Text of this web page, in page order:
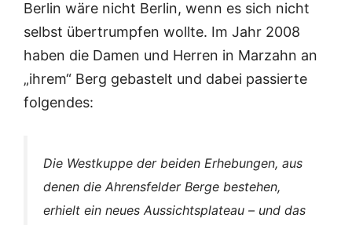
Berlin wäre nicht Berlin, wenn es sich nicht
selbst übertrumpfen wollte. Im Jahr 2008
haben die Damen und Herren in Marzahn an
„ihrem“ Berg gebastelt und dabei passierte
folgendes:
Die Westkuppe der beiden Erhebungen, aus
denen die Ahrensfelder Berge bestehen,
erhielt ein neues Aussichtsplateau – und das